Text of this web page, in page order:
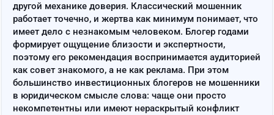
другой механике доверия. Классический мошенник
работает точечно, и жертва как минимум понимает, что
имеет дело с незнакомым человеком. Блогер годами
формирует ощущение близости и экспертности,
поэтому его рекомендация воспринимается аудиторией
как совет знакомого, а не как реклама. При этом
большинство инвестиционных блогеров не мошенники
в юридическом смысле слова: чаще они просто
некомпетентны или имеют нераскрытый конфликт